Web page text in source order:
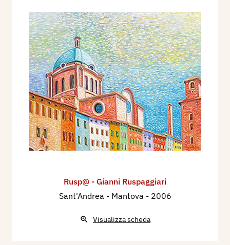
Rusp@ - Gianni Ruspaggiari
Sant'Andrea - Mantova - 2006
Visualizza scheda